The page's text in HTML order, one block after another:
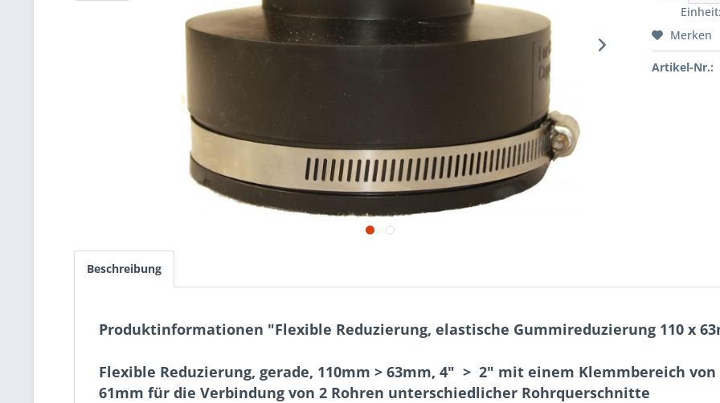
Einheit:
Merken
Artikel-Nr.:
Beschreibung
Produktinformationen "Flexible Reduzierung, elastische Gummireduzierung 110 x
Flexible Reduzierung, gerade, 110mm > 63mm, 4" > 2" mit einem Klemmbereich von
61mm für die Verbindung von 2 Rohren unterschiedlicher Rohrquerschnitte